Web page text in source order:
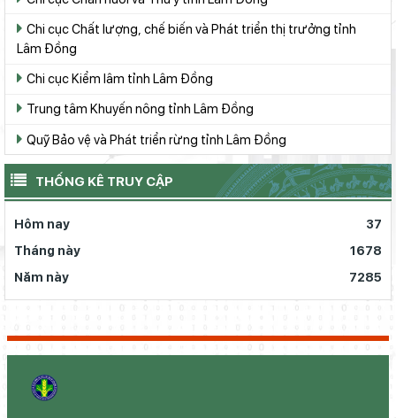
Lâm Đồng
Chi cục Kiểm lâm tỉnh Lâm Đồng
Trung tâm Khuyến nông tỉnh Lâm Đồng
Quỹ Bảo vệ và Phát triển rừng tỉnh Lâm Đồng
THỐNG KÊ TRUY CẬP
Hôm nay
37
Tháng này
1678
Năm này
7285